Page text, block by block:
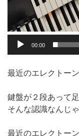
00:00
最近のエレクトー
鍵盤が２段あって
そんな認識なんじ
最近のエレクトー